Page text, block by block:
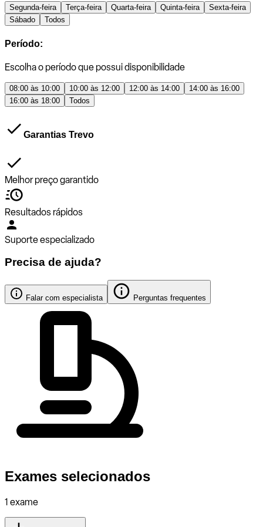
Segunda-feira Terça-feira Quarta-feira Quinta-feira
Sexta-feira
Sábado
Todos
Período:
Escolha o período que possui disponibilidade
08:00 às 10:00 10:00 às 12:00 12:00 às 14:00
14:00 às 16:00
16:00 às 18:00
Todos
Garantias Trevo
Melhor preço garantido
Resultados rápidos
Suporte especializado
Precisa de ajuda?
Falar com especialista Perguntas frequentes
Exames selecionados
1 exame